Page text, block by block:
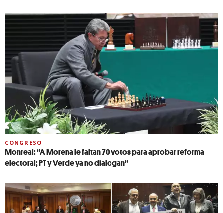
CONGRESO
Monreal: “A Morena le faltan 70 votos para aprobar reforma
electoral; PT y Verde ya no dialogan”